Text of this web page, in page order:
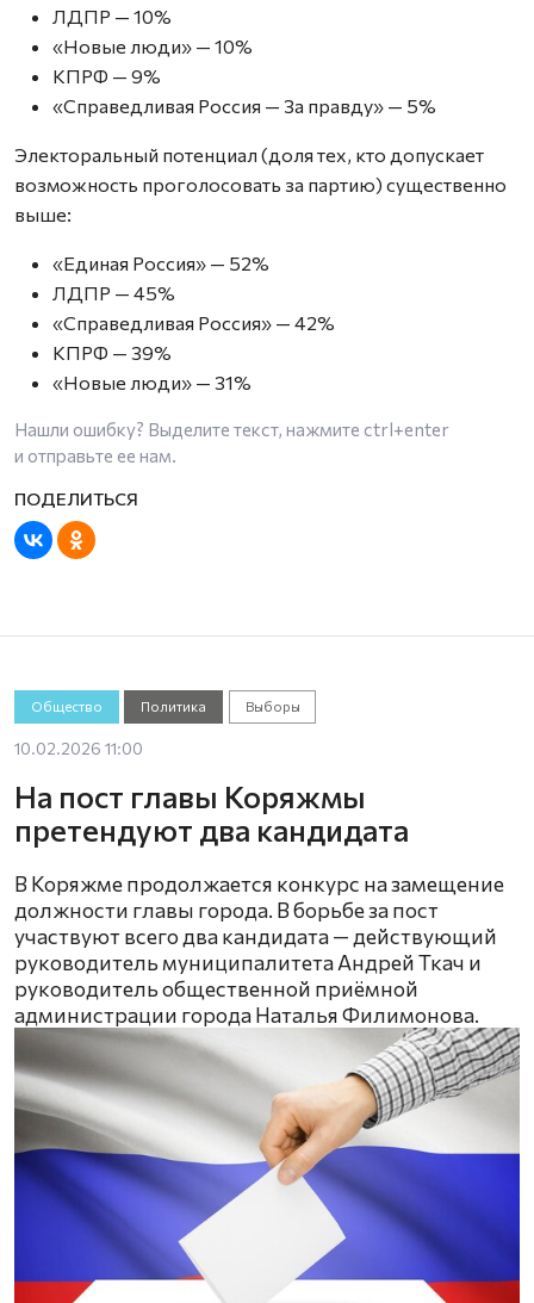
ЛДПР — 10%
«Новые люди» — 10%
КПРФ — 9%
«Справедливая Россия — За правду» — 5%
Электоральный потенциал (доля тех, кто допускает
возможность проголосовать за партию) существенно
выше:
«Единая Россия» — 52%
ЛДПР — 45%
«Справедливая Россия» — 42%
КПРФ — 39%
«Новые люди» — 31%
Нашли ошибку? Выделите текст, нажмите ctrl+enter
и отправьте ее нам.
Общество Политика Выборы
10.02.2026 11:00
На пост главы Коряжмы
претендуют два кандидата
В Коряжме продолжается конкурс на замещение
должности главы города. В борьбе за пост
участвуют всего два кандидата — действующий
руководитель муниципалитета Андрей Ткач и
руководитель общественной приёмной
администрации города Наталья Филимонова.